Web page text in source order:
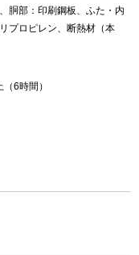
胴部：印刷鋼板、ふた・内
プロピレン、断熱材（本
6時間）